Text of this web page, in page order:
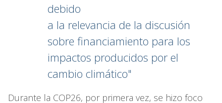
debido
a la relevancia de la discusión
sobre financiamiento para los
impactos producidos por el
cambio climático"
Durante la COP26, por primera vez, se hizo foco